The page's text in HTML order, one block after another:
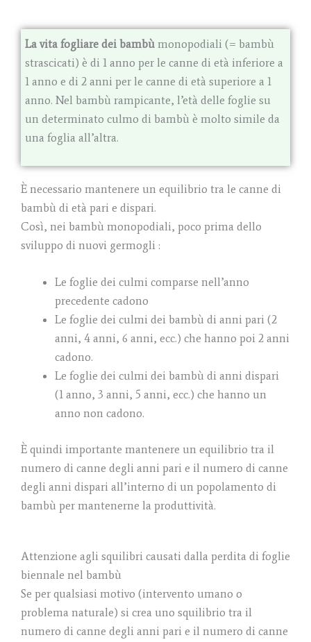
La vita fogliare dei bambù monopodiali (= bambù
strascicati) è di 1 anno per le canne di età inferiore a
1 anno e di 2 anni per le canne di età superiore a 1
anno. Nel bambù rampicante, l’età delle foglie su
un determinato culmo di bambù è molto simile da
una foglia all’altra.
È necessario mantenere un equilibrio tra le canne di
bambù di età pari e dispari.
Così, nei bambù monopodiali, poco prima dello
sviluppo di nuovi germogli :
Le foglie dei culmi comparse nell’anno
precedente cadono
Le foglie dei culmi dei bambù di anni pari (2
anni, 4 anni, 6 anni, ecc.) che hanno poi 2 anni
cadono.
Le foglie dei culmi dei bambù di anni dispari
(1 anno, 3 anni, 5 anni, ecc.) che hanno un
anno non cadono.
È quindi importante mantenere un equilibrio tra il
numero di canne degli anni pari e il numero di canne
degli anni dispari all’interno di un popolamento di
bambù per mantenerne la produttività.
Attenzione agli squilibri causati dalla perdita di foglie
biennale nel bambù
Se per qualsiasi motivo (intervento umano o
problema naturale) si crea uno squilibrio tra il
numero di canne degli anni pari e il numero di canne